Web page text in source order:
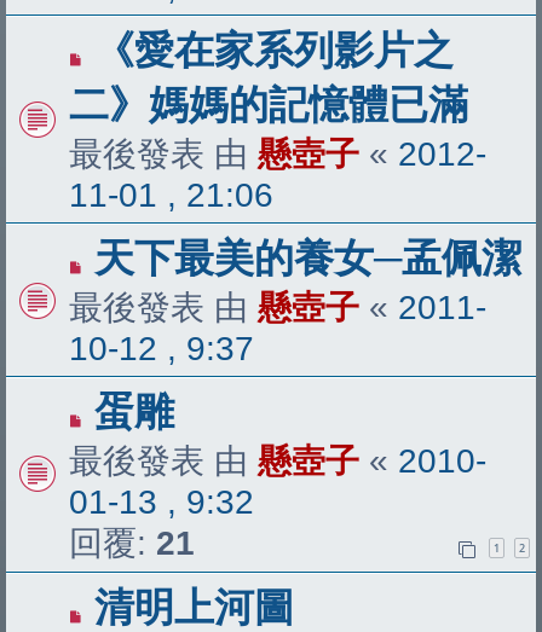
《愛在家系列影片之
二》媽媽的記憶體已滿
最後發表 由 懸壺子 « 2012-
11-01 , 21:06
天下最美的養女─孟佩潔
最後發表 由 懸壺子 « 2011-
10-12 , 9:37
蛋雕
最後發表 由 懸壺子 « 2010-
01-13 , 9:32
回覆: 21 1 2
清明上河圖